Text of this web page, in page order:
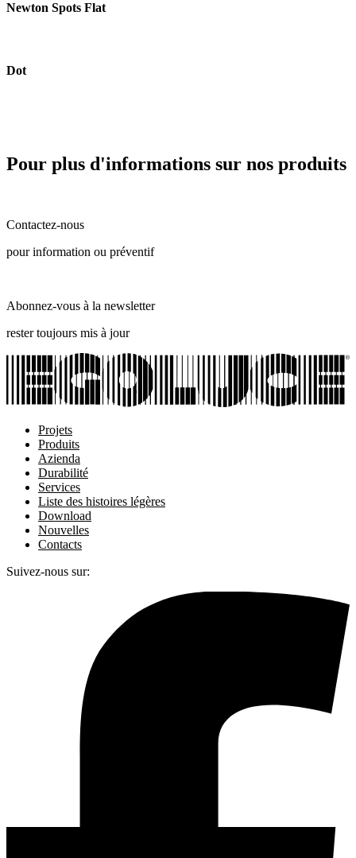
Newton Spots Flat
Dot
Pour plus d'informations sur nos produits
Contactez-nous
pour information ou préventif
Abonnez-vous à la newsletter
rester toujours mis à jour
Projets
Produits
Azienda
Durabilité
Services
Liste des histoires légères
Download
Nouvelles
Contacts
Suivez-nous sur: